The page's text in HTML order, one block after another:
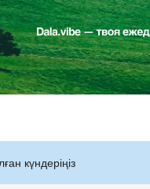
күндеріңіз